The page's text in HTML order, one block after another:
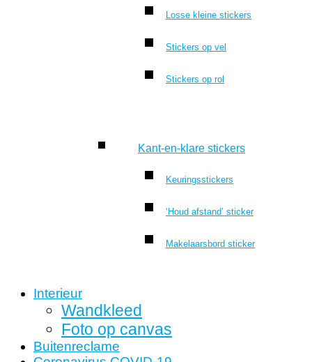
Losse kleine stickers
Stickers op vel
Stickers op rol
Kant-en-klare stickers
Keuringsstickers
‘Houd afstand’ sticker
Makelaarsbord sticker
Interieur
Wandkleed
Foto op canvas
Buitenreclame